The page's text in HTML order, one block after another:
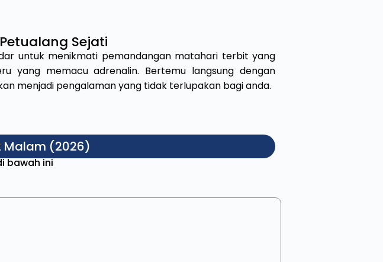
Sejati
untuk menikmati pemandangan matahari terbit yang
yang memacu adrenalin. Bertemu langsung dengan
menjadi pengalaman yang tidak terlupakan bagi anda.
Malam (2026)
bawah ini